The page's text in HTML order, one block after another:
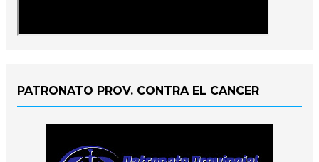
PATRONATO PROV. CONTRA EL CANCER